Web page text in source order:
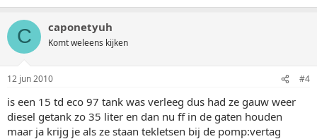
C caponetyuh
Komt weleens kijken
12 jun 2010 #4
is een 15 td eco 97 tank was verleeg dus had ze gauw weer
diesel getank zo 35 liter en dan nu ff in de gaten houden
maar ja krijg je als ze staan tekletsen bij de pomp:vertag